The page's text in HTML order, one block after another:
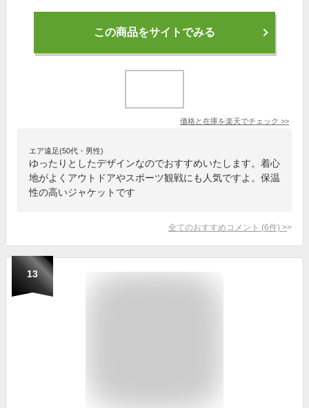
この商品をサイトでみる
価格と在庫を楽天でチェック >>
エア遠足(50代・男性)
ゆったりとしたデザインなのでおすすめいたします。着心
地がよくアウトドアやスポーツ観戦にも人気ですよ。保温
性の高いジャケットです
全てのおすすめコメント (6件) >
13